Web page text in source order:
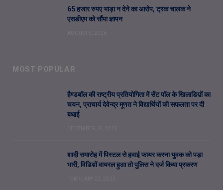
65 हजार रुपए भाड़ा न देने का आरोप, ट्रक चालक ने
एसडीएम को सौंपा ज्ञापन
MOST POPULAR
हैण्डबॉल की राष्ट्रीय प्रतियोगिता में सेंट पॉल के खिलाडिय़ों का
चयन, प्राचार्य देवेन्द्र मूणत ने विद्यार्थियों की सफलता पर दी
बधाई
शादी समारोह में पिस्टल से हवाई फायर करना युवक को पड़ा
भारी, विडिय़ों वायरल हुआ तो पुलिस ने दर्ज किया प्रकरण